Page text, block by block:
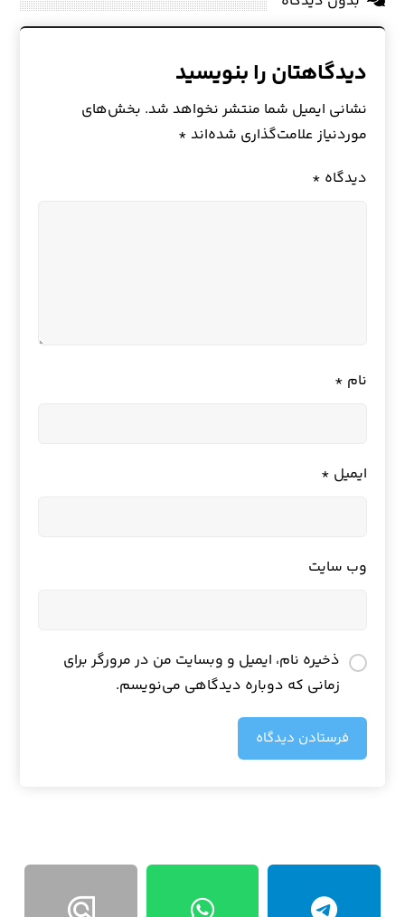
دیدگاهتان را بنویسید
نشانی ایمیل شما منتشر نخواهد شد. بخش‌های
موردنیاز علامت‌گذاری شده‌اند *
دیدگاه *
نام *
ایمیل *
وب‌ سایت
ذخیره نام، ایمیل و وبسایت من در مرورگر برای
زمانی که دوباره دیدگاهی می‌نویسم.
فرستادن دیدگاه